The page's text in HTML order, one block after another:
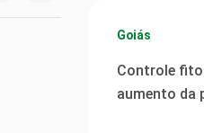
Goiás
Controle
aumento da